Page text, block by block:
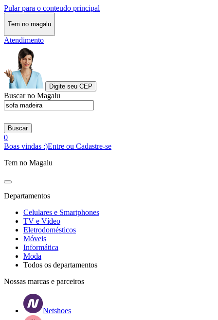
Pular para o conteudo principal
Tem no magalu
Atendimento
Digite seu CEP
Buscar no Magalu
Buscar
0
Boas vindas :)Entre ou Cadastre-se
Tem no Magalu
Departamentos
Celulares e Smartphones
TV e Vídeo
Eletrodomésticos
Móveis
Informática
Moda
Todos os departamentos
Nossas marcas e parceiros
Netshoes